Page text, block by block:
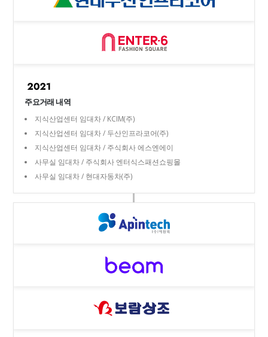
주요거래 내역
지식산업센터 임대차 / KCIM(주)
지식산업센터 임대차 / 두산인프라코어(주)
지식산업센터 임대차 / 주식회사 에스엔에이
사무실 임대차 / 주식회사 엔터식스패션쇼핑몰
사무실 임대차 / 현대자동차(주)